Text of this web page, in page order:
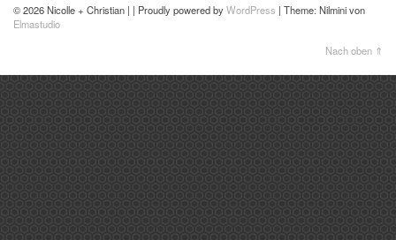
© 2026 Nicolle + Christian | | Proudly powered byWordPress | Theme: Nilmini von
Elmastudio
Nach oben ⇑